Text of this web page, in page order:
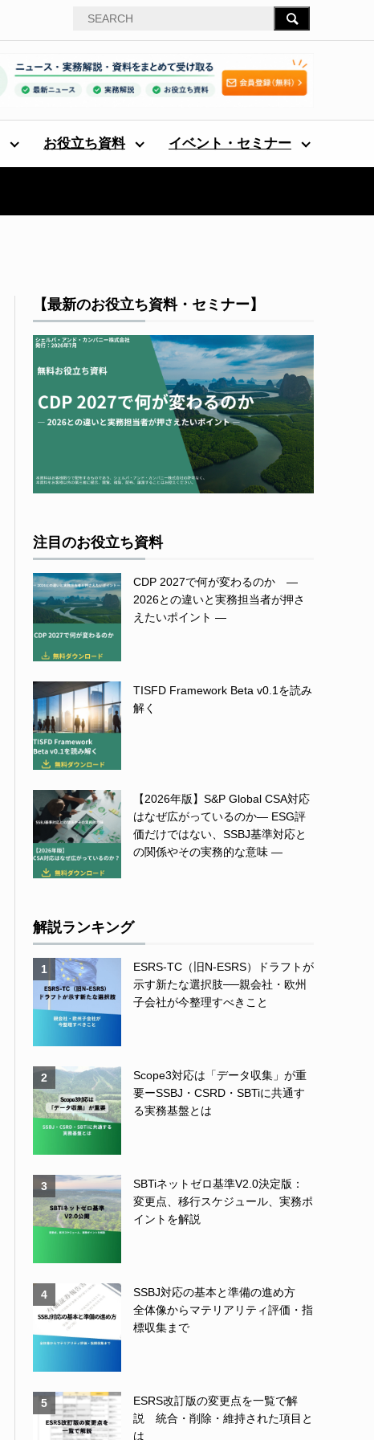
お役立ち資料 イベント・セミナー
【最新のお役立ち資料・セミナー】
注目のお役立ち資料
CDP 2027で何が変わるのか ―
2026との違いと実務担当者が押さ
えたいポイント ―
TISFD Framework Beta v0.1を読み
解く
【2026年版】S&P Global CSA対応
はなぜ広がっているのか― ESG評
価だけではない、SSBJ基準対応と
の関係やその実務的な意味 ―
解説ランキング
1
ESRS-TC（旧N-ESRS）ドラフトが
示す新たな選択肢──親会社・欧州
子会社が今整理すべきこと
2
Scope3対応は「データ収集」が重
要ーSSBJ・CSRD・SBTiに共通す
る実務基盤とは
3
SBTiネットゼロ基準V2.0決定版：
変更点、移行スケジュール、実務ポ
イントを解説
4
SSBJ対応の基本と準備の進め方
全体像からマテリアリティ評価・指
標収集まで
5
ESRS改訂版の変更点を一覧で解
説 統合・削除・維持された項目と
は